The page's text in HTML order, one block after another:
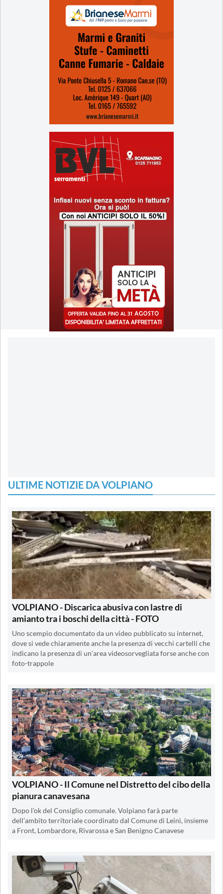
ULTIME NOTIZIE DA VOLPIANO
VOLPIANO - Discarica abusiva con lastre di
amianto tra i boschi della città - FOTO
Uno scempio documentato da un video pubblicato su internet,
dove si vede chiaramente anche la presenza di vecchi cartelli che
indicano la presenza di un'area videosorvegliata forse anche con
foto-trappole
VOLPIANO - Il Comune nel Distretto del cibo della
pianura canavesana
Dopo l'ok del Consiglio comunale. Volpiano farà parte
dell’ambito territoriale coordinato dal Comune di Leinì, insieme
a Front, Lombardore, Rivarossa e San Benigno Canavese